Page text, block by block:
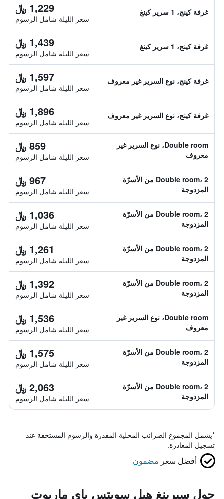
غرفة كينج، 1 سرير كينغ 1,229 ﷼
سعر الليلة شامل الرسوم
غرفة كينج، 1 سرير كينغ 1,439 ﷼
سعر الليلة شامل الرسوم
غرفة كينج، نوع السرير غير معروف 1,597 ﷼
سعر الليلة شامل الرسوم
غرفة كينج، نوع السرير غير معروف 1,896 ﷼
سعر الليلة شامل الرسوم
Double room، نوع السرير غير
معروف
859 ﷼
سعر الليلة شامل الرسوم
Double room، 2 من الأسرّة
المزدوجة
967 ﷼
سعر الليلة شامل الرسوم
Double room، 2 من الأسرّة
المزدوجة
1,036 ﷼
سعر الليلة شامل الرسوم
Double room، 2 من الأسرّة
المزدوجة
1,261 ﷼
سعر الليلة شامل الرسوم
Double room، 2 من الأسرّة
المزدوجة
1,392 ﷼
سعر الليلة شامل الرسوم
Double room، نوع السرير غير
معروف
1,536 ﷼
سعر الليلة شامل الرسوم
Double room، 2 من الأسرّة
المزدوجة
1,575 ﷼
سعر الليلة شامل الرسوم
Double room، 2 من الأسرّة
المزدوجة
2,063 ﷼
سعر الليلة شامل الرسوم
*يشمل المجموع الضرائب المحلية المقدرة والرسوم المستحقة عند
تسجيل المغادرة.
أفضل سعر مضمون
حول سبرينغ هيل سويتس باي ماريوت